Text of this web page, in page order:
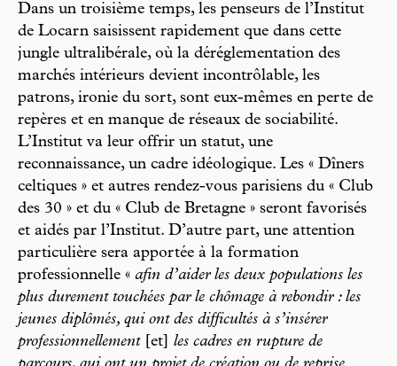
Dans un troisième temps, les penseurs de l’Institut
de Locarn saisissent rapidement que dans cette
jungle ultralibérale, où la déréglementation des
marchés intérieurs devient incontrôlable, les
patrons, ironie du sort, sont eux-mêmes en perte de
repères et en manque de réseaux de sociabilité.
L’Institut va leur offrir un statut, une
reconnaissance, un cadre idéologique. Les « Dîners
celtiques » et autres rendez-vous parisiens du « Club
des 30 » et du « Club de Bretagne » seront favorisés
et aidés par l’Institut. D’autre part, une attention
particulière sera apportée à la formation
professionnelle « afin d’aider les deux populations les
plus durement touchées par le chômage à rebondir : les
jeunes diplômés, qui ont des difficultés à s’insérer
professionnellement[et] les cadres en rupture de